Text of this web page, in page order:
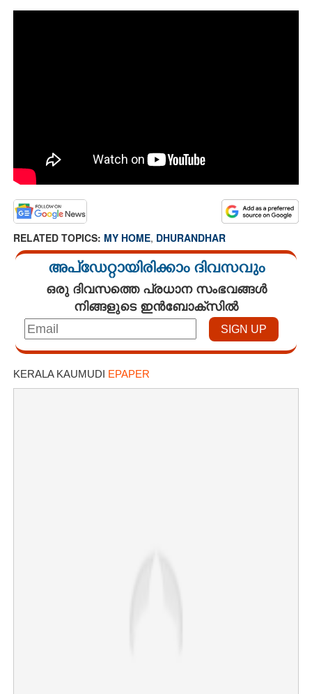
RELATED TOPICS: MY HOME, DHURANDHAR
അപ്ഡേറ്റായിരിക്കാം ദിവസവും
ഒരു ദിവസത്തെ പ്രധാന സംഭവങ്ങൾ
നിങ്ങളുടെ ഇൻബോക്സിൽ
KERALA KAUMUDI EPAPER